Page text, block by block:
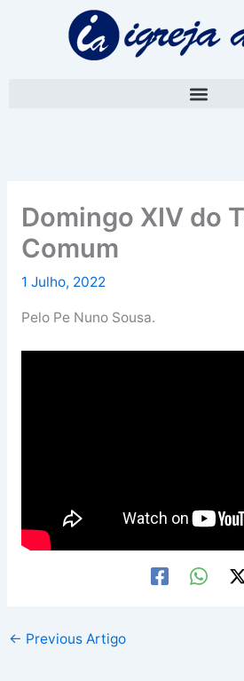
Domingo XIV do
Comum
1 Julho, 2022
Pelo Pe Nuno Sousa.
← Previous Artigo